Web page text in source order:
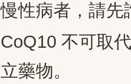
慢性病者，請先
CoQ10 不可取
立藥物。